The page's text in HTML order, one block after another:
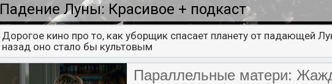
Падение Луны: Красивое + подкаст
Дорогое кино про то, как уборщик спасает планету от падающей
назад оно стало бы культовым
Параллельные матери: